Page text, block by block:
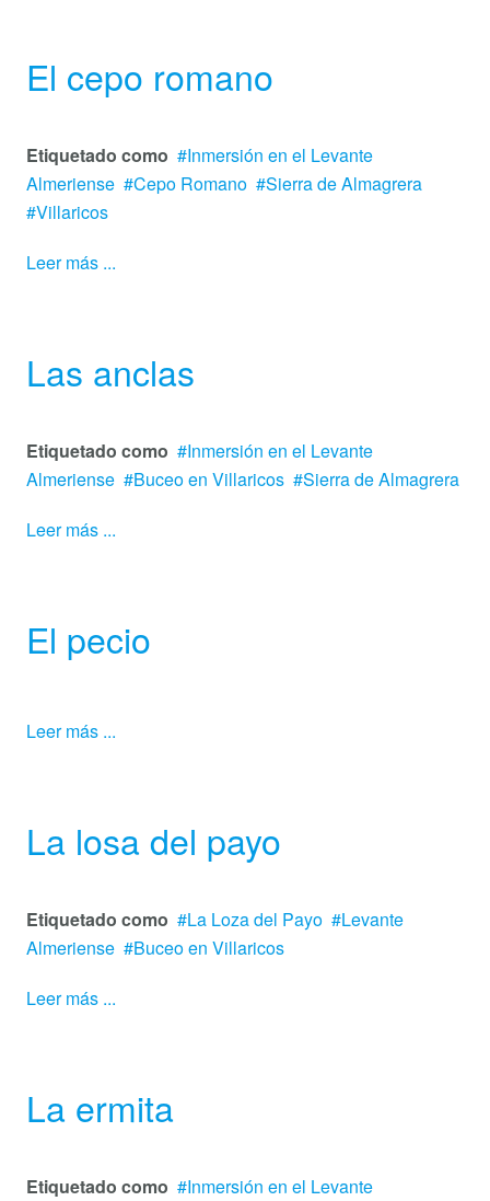
El cepo romano
Etiquetado como
Inmersión en el Levante
Almeriense
Cepo Romano
Sierra de Almagrera
Villaricos
Leer más ...
Las anclas
Etiquetado como
Inmersión en el Levante
Almeriense
Buceo en Villaricos
Sierra de Almagrera
Leer más ...
El pecio
Leer más ...
La losa del payo
Etiquetado como La Loza del Payo
Levante
Almeriense
Buceo en Villaricos
Leer más ...
La ermita
Etiquetado como
Inmersión en el Levante